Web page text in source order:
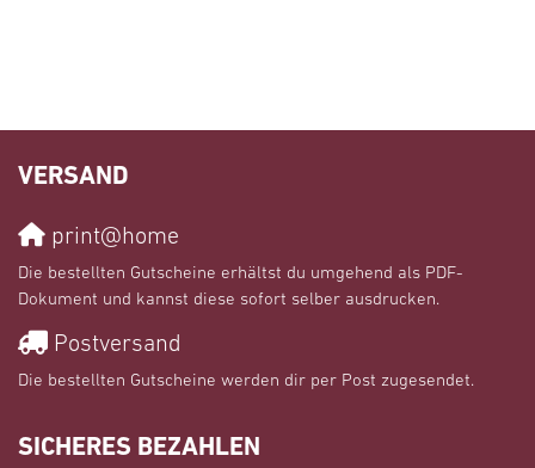
VERSAND
print@home
Die bestellten Gutscheine erhältst du umgehend als PDF-
Dokument und kannst diese sofort selber ausdrucken.
Postversand
Die bestellten Gutscheine werden dir per Post zugesendet.
SICHERES BEZAHLEN